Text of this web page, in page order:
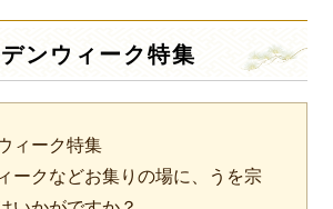
ンウィーク特集
ークなどお集りの場に、うを宗